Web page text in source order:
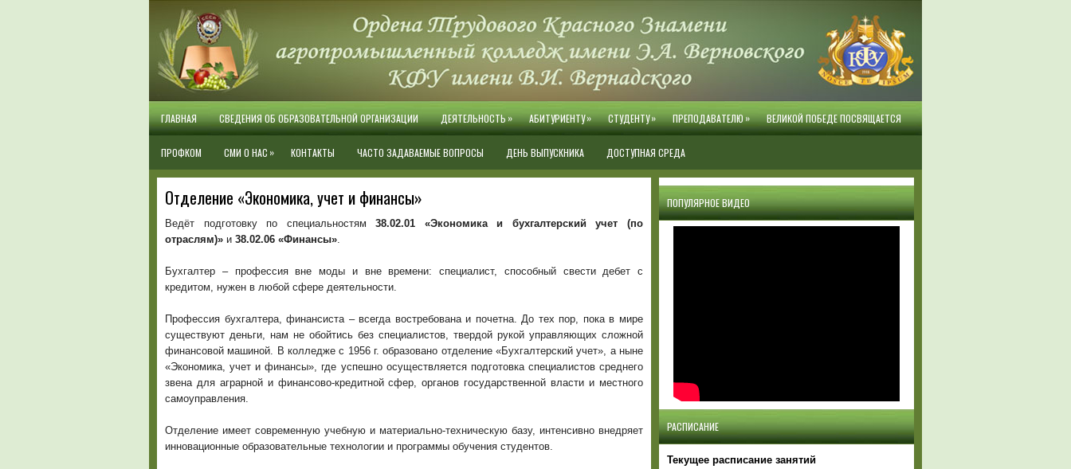
ГЛАВНАЯ СВЕДЕНИЯ ОБ ОБРАЗОВАТЕЛЬНОЙ ОРГАНИЗАЦИИ ДЕЯТЕЛЬНОСТЬ» АБИТУРИЕНТУ» СТУДЕНТУ» ПРЕПОДАВАТЕЛЮ» ВЕЛИКОЙ ПОБЕДЕ ПОСВЯЩАЕТСЯ
ПРОФКОМ СМИ О НАС » КОНТАКТЫ ЧАСТО ЗАДАВАЕМЫЕ ВОПРОСЫ ДЕНЬ ВЫПУСКНИКА ДОСТУПНАЯ СРЕДА
Отделение «Экономика, учет и финансы»
Ведёт подготовку по специальностям38.02.01 «Экономика и бухгалтерский учет (по
отраслям)» и 38.02.06 «Финансы».
Бухгалтер – профессия вне моды и вне времени: специалист, способный свести дебет с
кредитом, нужен в любой сфере деятельности.
Профессия бухгалтера, финансиста – всегда востребована и почетна. До тех пор, пока в мире
существуют деньги, нам не обойтись без специалистов, твердой рукой управляющих сложной
финансовой машиной. В колледже с 1956 г. образовано отделение «Бухгалтерский учет», а ныне
«Экономика, учет и финансы», где успешно осуществляется подготовка специалистов среднего
звена для аграрной и финансово-кредитной сфер, органов государственной власти и местного
самоуправления.
Отделение имеет современную учебную и материально-техническую базу, интенсивно внедряет
инновационные образовательные технологии и программы обучения студентов.
ПОПУЛЯРНОЕ ВИДЕО
РАСПИСАНИЕ
Текущее расписание занятий